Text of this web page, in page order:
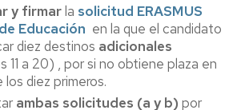
y firmarla solicitud ERASMUS
Educación en la que el candidato
diez destinos adicionales
11 a 20) , por si no obtiene plaza en
los diez primeros.
ambas solicitudes (a y b) por